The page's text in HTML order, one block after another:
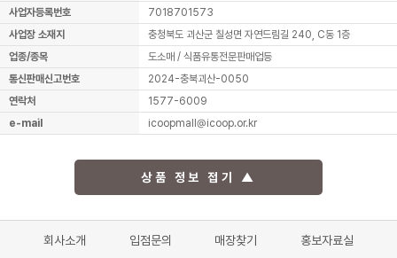
사업자등록번호
7018701573
사업장 소재지
충청북도 괴산군 칠성면 자연드림길 240, C동 1층
업종/종목
도소매 / 식품유통전문판매업등
통신판매신고번호
2024-충북괴산-0050
연락처
1577-6009
e-mail
icoopmall@icoop.or.kr
상품 정보 접기 ▲
회사소개 입점문의 매장찾기 홍보자료실